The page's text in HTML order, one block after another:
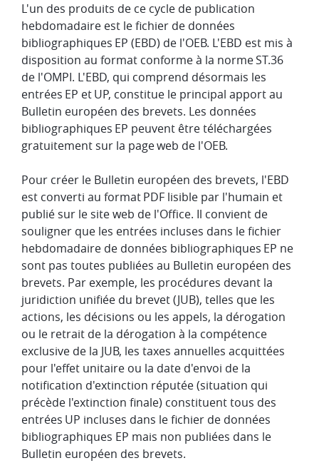
L'un des produits de ce cycle de publication
hebdomadaire est le fichier de données
bibliographiques EP (EBD) de l'OEB. L'EBD est mis à
disposition au format conforme à la norme ST.36
de l'OMPI. L'EBD, qui comprend désormais les
entrées EP et UP, constitue le principal apport au
Bulletin européen des brevets. Les données
bibliographiques EP peuvent être téléchargées
gratuitement sur la page web de l'OEB.
Pour créer le Bulletin européen des brevets, l'EBD
est converti au format PDF lisible par l'humain et
publié sur le site web de l'Office. Il convient de
souligner que les entrées incluses dans le fichier
hebdomadaire de données bibliographiques EP ne
sont pas toutes publiées au Bulletin européen des
brevets. Par exemple, les procédures devant la
juridiction unifiée du brevet (JUB), telles que les
actions, les décisions ou les appels, la dérogation
ou le retrait de la dérogation à la compétence
exclusive de la JUB, les taxes annuelles acquittées
pour l'effet unitaire ou la date d'envoi de la
notification d'extinction réputée (situation qui
précède l'extinction finale) constituent tous des
entrées UP incluses dans le fichier de données
bibliographiques EP mais non publiées dans le
Bulletin européen des brevets.